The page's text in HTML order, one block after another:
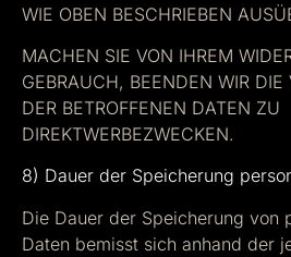
WIE OBEN BESCHRIEBEN
MACHEN SIE VON IHREM
GEBRAUCH, BEENDEN WIR DIE
DER BETROFFENEN DATEN ZU
DIREKTWERBEZWECKEN.
8) Dauer der Speicherung
Die Dauer der Speicherung von
Daten bemisst sich anhand der